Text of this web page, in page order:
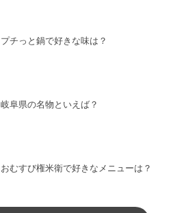
プチっと鍋で好きな味は？
岐阜県の名物といえば？
おむすび権米衛で好きなメニューは？